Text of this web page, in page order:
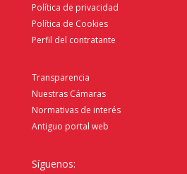
Política de privacidad
Política de Cookies
Perfil del contratante
Transparencia
Nuestras Cámaras
Normativas de interés
Antiguo portal web
Síguenos: